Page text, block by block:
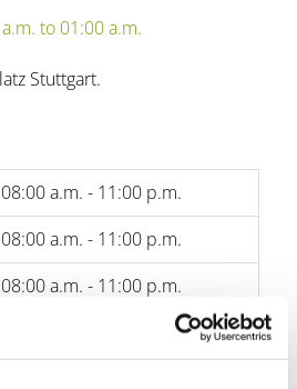
to 01:00 a.m.
Stuttgart.
08:00 a.m. - 11:00 p.m.
08:00 a.m. - 11:00 p.m.
08:00 a.m. - 11:00 p.m.
08:00 a.m. - 11:00 p.m.